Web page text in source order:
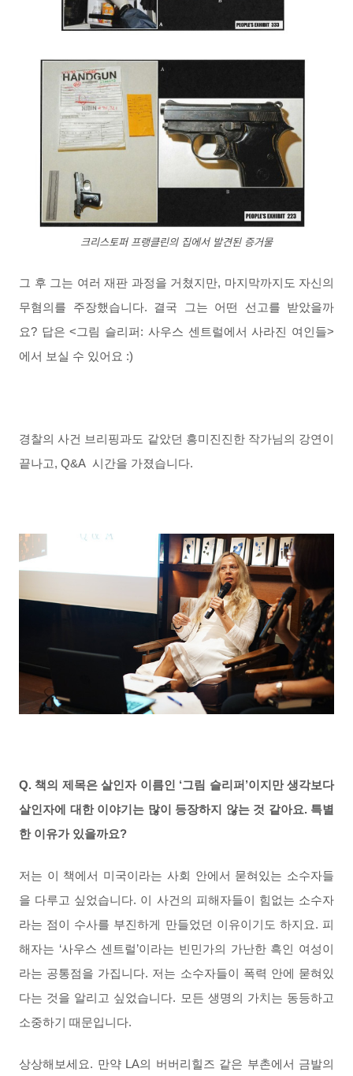
크리스토퍼 프랭클린의 집에서 발견된 증거물
그 후 그는 여러 재판 과정을 거쳤지만, 마지막까지도 자신의
무혐의를 주장했습니다. 결국 그는 어떤 선고를 받았을까
요? 답은 <그림 슬리퍼: 사우스 센트럴에서 사라진 여인들>
에서 보실 수 있어요 :)
경찰의 사건 브리핑과도 같았던 흥미진진한 작가님의 강연이
끝나고, Q&A 시간을 가졌습니다.
Q. 책의 제목은 살인자 이름인 ‘그림 슬리퍼’이지만 생각보다
살인자에 대한 이야기는 많이 등장하지 않는 것 같아요. 특별
한 이유가 있을까요?
저는 이 책에서 미국이라는 사회 안에서 묻혀있는 소수자들
을 다루고 싶었습니다. 이 사건의 피해자들이 힘없는 소수자
라는 점이 수사를 부진하게 만들었던 이유이기도 하지요. 피
해자는 ‘사우스 센트럴’이라는 빈민가의 가난한 흑인 여성이
라는 공통점을 가집니다. 저는 소수자들이 폭력 안에 묻혀있
다는 것을 알리고 싶었습니다. 모든 생명의 가치는 동등하고
소중하기 때문입니다.
상상해보세요. 만약 LA의 버버리힐즈 같은 부촌에서 금발의